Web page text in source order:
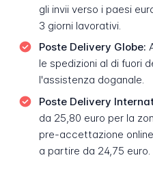
gli invii verso i paesi
3 giorni lavorativi.
Poste Delivery Globe:
le spedizioni al di fuori
l'assistenza doganale.
Poste Delivery
da 25,80 euro per la
pre-accettazione
a partire da 24,75 euro.